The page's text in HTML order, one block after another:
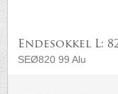
Endesokkel L:
SEØ820 99 Alu